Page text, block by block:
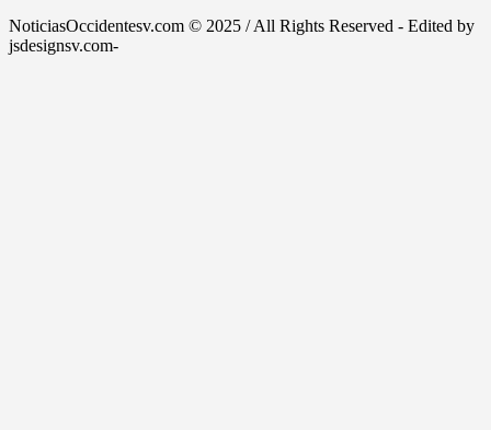
NoticiasOccidentesv.com © 2025 / All Rights Reserved - Edited by
jsdesignsv.com-